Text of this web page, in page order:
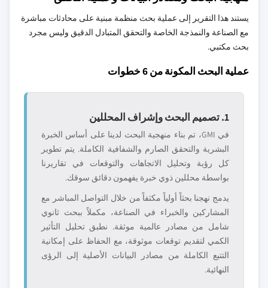
يستند هذا التقرير إلى عملية بحث منظمة مبنية على محادثات مباشرة
مع الصناعة والنمذجة الخاصة والتحقق المتبادل الدقيق وليس مجرد
بحث مكتبي.
عملية البحث المكونة من 6 خطوات
1. تصميم البحث وإشراف المحللين
في GMI، تم بناء منهجية البحث لدينا على أساس الخبرة
البشرية والتحقق الصارم والشفافية الكاملة. يتم تطوير
كل رؤية وتحليل الاتجاهات والتوقعات في تقاريرنا
بواسطة محللين ذوي خبرة يفهمون دقائق سوقك.
يدمج نهجنا بحثاً أولياً مكثفاً من خلال التواصل المباشر مع
المشاركين والخبراء في الصناعة، مكملاً ببحث ثانوي
شامل من مصادر عالمية موثقة. نطبق تحليل التأثير
الكمي لتقديم توقعات موثوقة، مع الحفاظ على إمكانية
التتبع الكاملة من مصادر البيانات الأصلية إلى الرؤى
النهائية.